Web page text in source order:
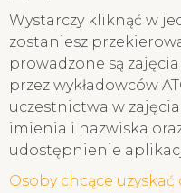
Wystarczy kliknąć w
zostaniesz
prowadzone są
przez wykładowców
uczestnictwa w
imienia i nazwiska
udostępnienie
Osoby chcące